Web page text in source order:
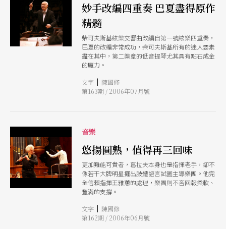
妙手改編四重奏 巴夏盡得原作
精髓
柴可夫斯基絃樂交響曲改編自第一號絃樂四重奏，
巴夏的改編非常成功，柴可夫斯基所有的迷人要素
盡在其中，第二樂章的低音提琴尤其具有點石成金
的魔力。
文字 | 陳國修
第163期 / 2006年07月號
音樂
悠揚圓熟，值得再三回味
更加難能可貴者，葛拉夫本身也是指揮老手，卻不
像若干大牌明星擺出肢體語言試圖主導樂團。他完
全信賴指揮王雅蕙的處理，樂團則不吝回報柔軟、
豐滿的支撐。
文字 | 陳國修
第162期 / 2006年06月號